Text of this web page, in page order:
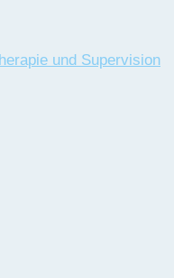
und Supervision